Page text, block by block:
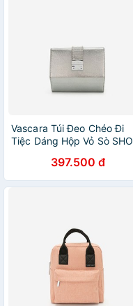
Vascara Túi Đeo Chéo Đi
Tiệc Dáng Hộp Vỏ Sò SHO
397.500 đ